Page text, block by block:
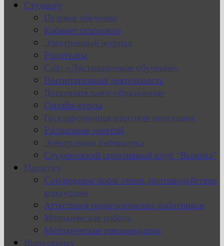
Студенту
Целевое обучение
Кабинет психолога
Электронный журнал
Родителям
Сайт «Дистанционное обучение»
Воспитательная деятельность
Дополнительное образование
Онлайн-курсы
Государственная итоговая аттестация
Расписание занятий
Электронная библиотека
Студенческий спортивный клуб “Вымпел”
Педагогу
Соблюдение норм этики, противодействие
коррупции
Аттестация педагогических работников
Методическая работа
Методические рекомендации
Выпускнику